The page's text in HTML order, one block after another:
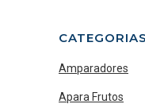
Amparadores
Apara Frutos